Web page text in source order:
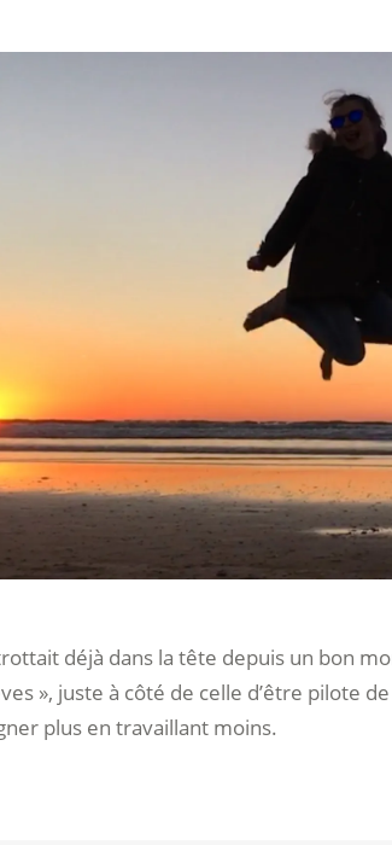
déjà dans la tête depuis un bon
», juste à côté de celle d’être pilote
plus en travaillant moins.